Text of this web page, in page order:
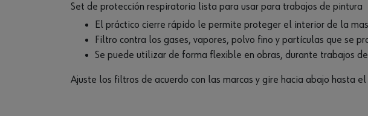
Set de protección respiratoria lista para usar para trabajos de pintura
El práctico cierre rápido le permite proteger el interior de la
Filtro contra los gases, vapores, polvo fino y partículas que se
Se puede utilizar de forma flexible en obras, durante trabajos
Ajuste los filtros de acuerdo con las marcas y gire hacia abajo hasta